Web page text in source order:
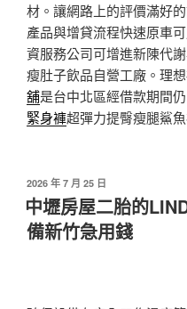
材。讓網路上的評價滿好
產品與增貸流程快速原車
資服務公司可增進新陳代
瘦肚子飲品自營工廠。理
舖是台中北區經借款期間
緊身褲超彈力提臀瘦腿鯊
發
佈
於
2026 年 7 月 25 日
中壢房屋二胎的
備新竹急用錢